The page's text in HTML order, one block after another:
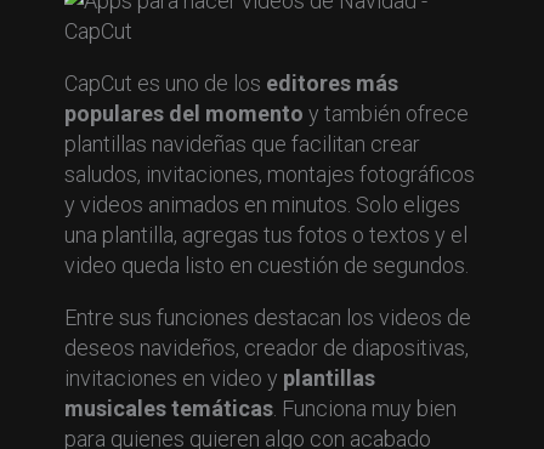
CapCut es uno de los editores más
populares del momento y también ofrece
plantillas navideñas que facilitan crear
saludos, invitaciones, montajes fotográficos
y videos animados en minutos. Solo eliges
una plantilla, agregas tus fotos o textos y el
video queda listo en cuestión de segundos.
Entre sus funciones destacan los videos de
deseos navideños, creador de diapositivas,
invitaciones en video y plantillas
musicales temáticas. Funciona muy bien
para quienes quieren algo con acabado